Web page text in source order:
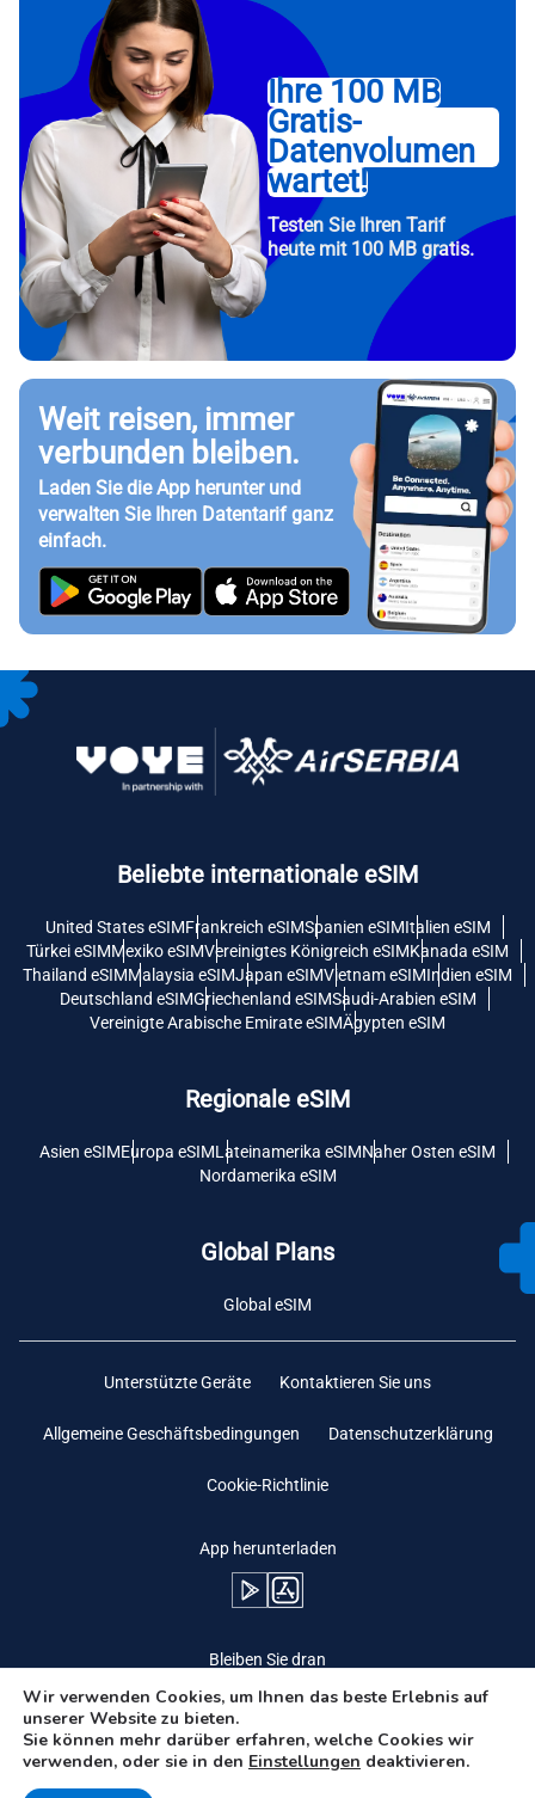
Ihre 100 MB
Gratis-
Datenvolumen
wartet!
Testen Sie Ihren Tarif
heute mit 100 MB gratis.
Weit reisen, immer
verbunden bleiben.
Laden Sie die App herunter und
verwalten Sie Ihren Datentarif ganz
einfach.
Beliebte internationale eSIM
United States eSIMFrankreich eSIMSpanien eSIMItalien eSIM
Türkei eSIMMexiko eSIMVereinigtes Königreich eSIMKanada eSIM
Thailand eSIMMalaysia eSIMJapan eSIMVietnam eSIMIndien eSIM
Deutschland eSIMGriechenland eSIMSaudi-Arabien eSIM
Vereinigte Arabische Emirate eSIMÄgypten eSIM
Regionale eSIM
Asien eSIMEuropa eSIMLateinamerika eSIMNaher Osten eSIM
Nordamerika eSIM
Global Plans
Global eSIM
Unterstützte Geräte Kontaktieren Sie uns
Allgemeine Geschäftsbedingungen Datenschutzerklärung
Cookie-Richtlinie
App herunterladen
Bleiben Sie dran
Wir verwenden Cookies, um Ihnen das beste Erlebnis auf
unserer Website zu bieten.
Sie können mehr darüber erfahren, welche Cookies wir
verwenden, oder sie in den Einstellungen deaktivieren.